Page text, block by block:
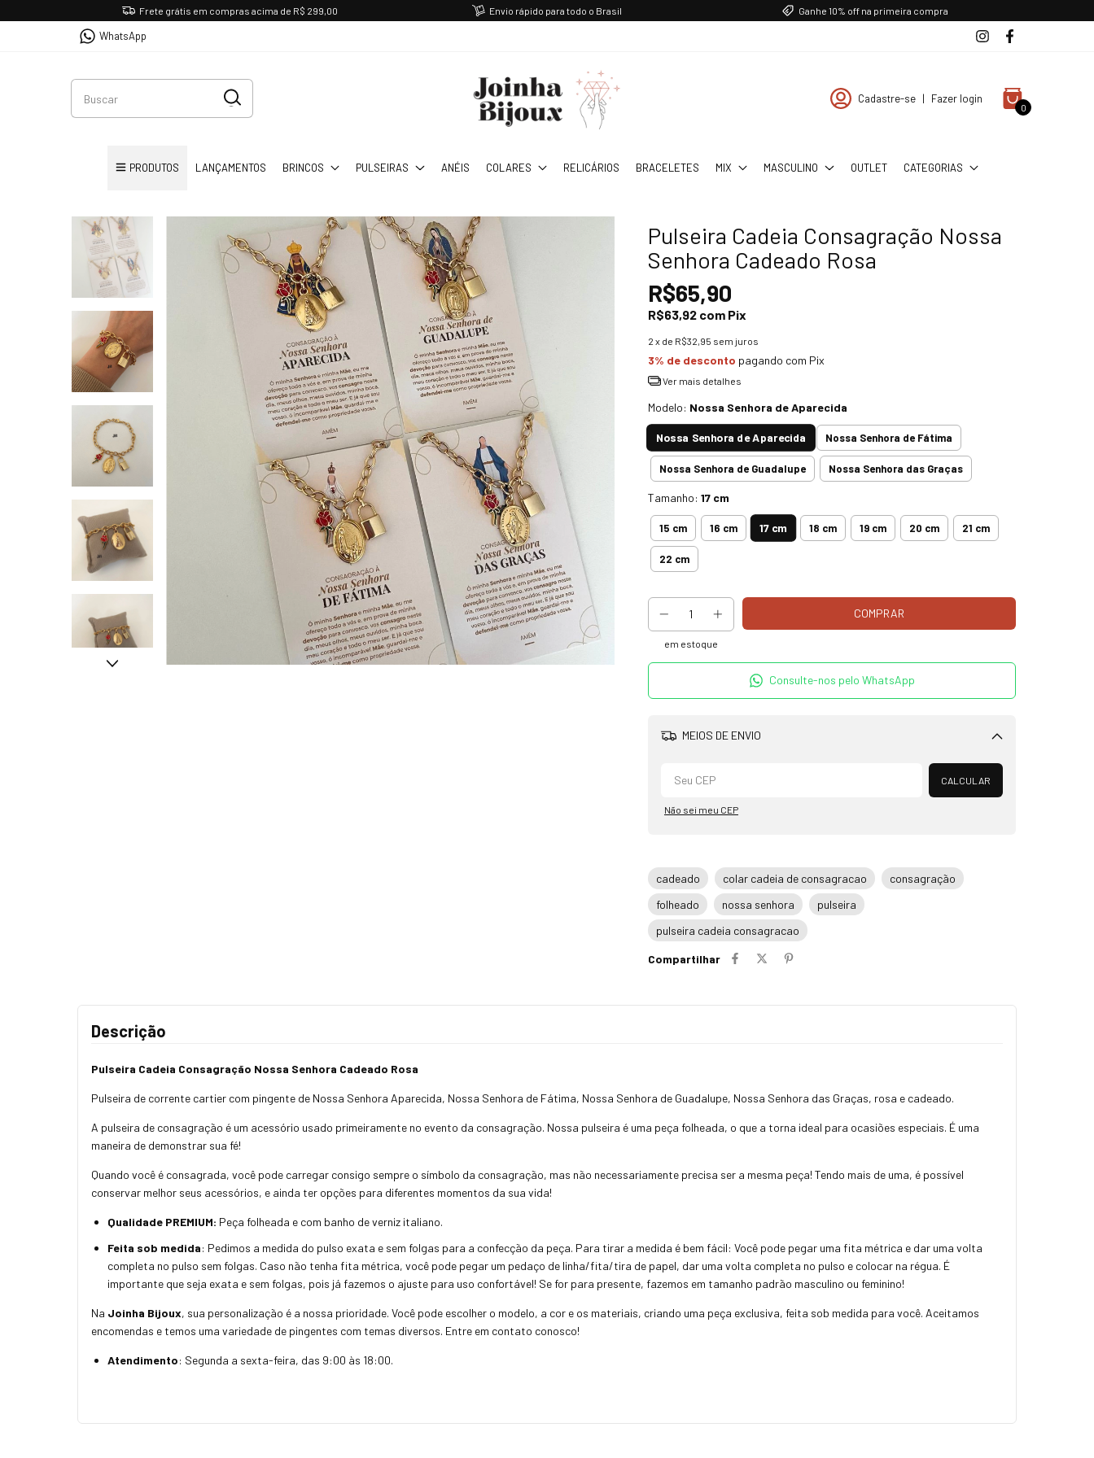
Frete grátis em compras acima de R$ 299,00 Envio rápido para todo o Brasil Ganhe 10% off na primeira compra
WhatsApp
Cadastre-se | Fazer login
0
PRODUTOS LANÇAMENTOS BRINCOS PULSEIRAS ANÉIS COLARES RELICÁRIOS BRACELETES MIX MASCULINO OUTLET CATEGORIAS
Pulseira Cadeia Consagração Nossa
Senhora Cadeado Rosa
R$65,90
R$63,92 com Pix
2 x de R$32,95 sem juros
3% de desconto pagando com Pix
Ver mais detalhes
Modelo: Nossa Senhora de Aparecida
Nossa Senhora de Aparecida Nossa Senhora de Fátima
Nossa Senhora de Guadalupe Nossa Senhora das Graças
Tamanho: 17 cm
15 cm 16 cm 17 cm 18 cm 19 cm 20 cm 21 cm
22 cm
em estoque
Consulte-nos pelo WhatsApp
MEIOS DE ENVIO
Alterar CEP
CALCULAR
Não sei meu CEP
cadeado colar cadeia de consagracao
consagração
folheado
nossa senhora
pulseira
pulseira cadeia consagracao
Compartilhar
Descrição
Pulseira Cadeia Consagração Nossa Senhora Cadeado Rosa
Pulseira de corrente cartier com pingente de Nossa Senhora Aparecida, Nossa Senhora de Fátima, Nossa Senhora de Guadalupe, Nossa Senhora das Graças, rosa e cadeado.
A pulseira de consagração é um acessório usado primeiramente no evento da consagração. Nossa pulseira é uma peça folheada, o que a torna ideal para ocasiões especiais. É uma
maneira de demonstrar sua fé!
Quando você é consagrada, você pode carregar consigo sempre o símbolo da consagração, mas não necessariamente precisa ser a mesma peça! Tendo mais de uma, é possível
conservar melhor seus acessórios, e ainda ter opções para diferentes momentos da sua vida!
Qualidade PREMIUM: Peça folheada e com banho de verniz italiano.
Feita sob medida: Pedimos a medida do pulso exata e sem folgas para a confecção da peça. Para tirar a medida é bem fácil: Você pode pegar uma fita métrica e dar uma volta
completa no pulso sem folgas. Caso não tenha fita métrica, você pode pegar um pedaço de linha/fita/tira de papel, dar uma volta completa no pulso e colocar na régua. É
importante que seja exata e sem folgas, pois já fazemos o ajuste para uso confortável! Se for para presente, fazemos em tamanho padrão masculino ou feminino!
Na Joinha Bijoux, sua personalização é a nossa prioridade. Você pode escolher o modelo, a cor e os materiais, criando uma peça exclusiva, feita sob medida para você. Aceitamos
encomendas e temos uma variedade de pingentes com temas diversos. Entre em contato conosco!
Atendimento: Segunda a sexta-feira, das 9:00 às 18:00.